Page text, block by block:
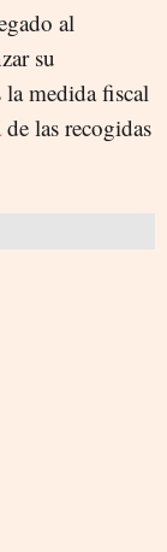
al
su
medida fiscal
de las recogidas